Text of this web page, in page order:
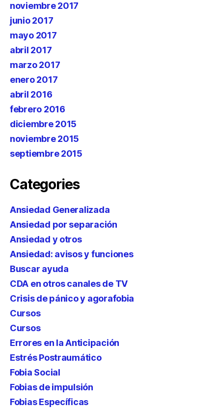
noviembre 2017
junio 2017
mayo 2017
abril 2017
marzo 2017
enero 2017
abril 2016
febrero 2016
diciembre 2015
noviembre 2015
septiembre 2015
Categories
Ansiedad Generalizada
Ansiedad por separación
Ansiedad y otros
Ansiedad: avisos y funciones
Buscar ayuda
CDA en otros canales de TV
Crisis de pánico y agorafobia
Cursos
Cursos
Errores en la Anticipación
Estrés Postraumático
Fobia Social
Fobias de impulsión
Fobias Específicas